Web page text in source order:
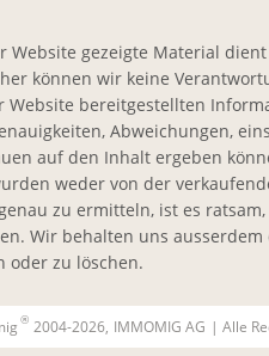
Website gezeigte Material
können wir keine
Website bereitgestellten
Abweichungen,
auf den Inhalt ergeben
weder von der
zu ermitteln, ist es
Wir behalten uns
oder zu löschen.
® 2004-2026, IMMOMIG AG | Alle